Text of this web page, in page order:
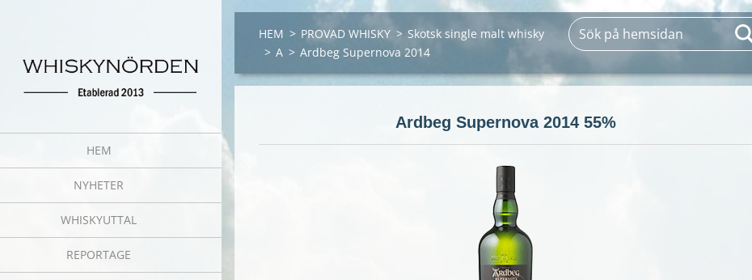
HEM
NYHETER
WHISKYUTTAL
REPORTAGE
HEM > PROVAD WHISKY > Skotsk single malt whisky
> A > Ardbeg Supernova 2014
Ardbeg Supernova 2014 55%